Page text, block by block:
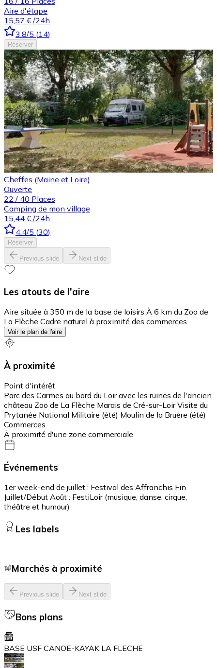
Aire d'étape
15,57 € /24h
3.8/5 (14)
Réserver
Cheffes (Maine et Loire)
Ouverte
22 / 40 Places
Camping de mon village
15,44 € /24h
4.4/5 (30)
Réserver
Previous slide Next slide
Les atouts de l'aire
Aire située à 350 m de la base de loisirs À 6 km du Zoo de
La Flèche Cadre naturel à proximité des commerces
Voir le plan de l'aire
À proximité
Point d'intérêt
Parc des Carmes au bord du Loir avec les ruines de l'ancien
château Zoo de La Flèche Marais de Cré-sur-Loir Visite du
Prytanée National Militaire (été) Moulin de la Bruère (été)
Commerces
À proximité d'une zone commerciale
Événements
1er week-end de juillet : Festival des Affranchis Fin
Juillet/Début Août : FestiLoir (musique, danse, cirque,
théâtre et humour)
Les labels
Marchés à proximité
Previous slide Next slide
Bons plans
BASE USF CANOE-KAYAK LA FLECHE